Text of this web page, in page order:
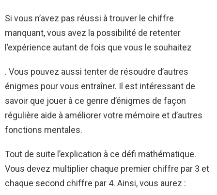
Si vous n’avez pas réussi à trouver le chiffre
manquant, vous avez la possibilité de retenter
l’expérience autant de fois que vous le souhaitez
. Vous pouvez aussi tenter de résoudre d’autres
énigmes pour vous entraîner. Il est intéressant de
savoir que jouer à ce genre d’énigmes de façon
régulière aide à améliorer votre mémoire et d’autres
fonctions mentales.
Tout de suite l’explication à ce défi mathématique.
Vous devez multiplier chaque premier chiffre par 3 et
chaque second chiffre par 4. Ainsi, vous aurez :